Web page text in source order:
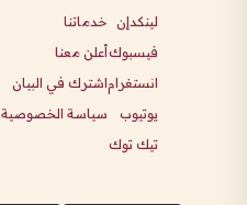
لينكدإن
فيسبوك
انستغرام
يوتيوب
تيك توك
خدماتنا
أعلن معنا
اشترك في البيان
سياسة الخصوصية